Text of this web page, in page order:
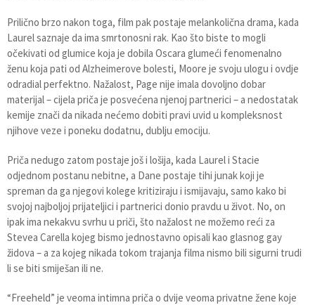
Prilično brzo nakon toga, film pak postaje melankolična drama, kada
Laurel saznaje da ima smrtonosni rak. Kao što biste to mogli
očekivati od glumice koja je dobila Oscara glumeći fenomenalno
ženu koja pati od Alzheimerove bolesti, Moore je svoju ulogu i ovdje
odradial perfektno. Nažalost, Page nije imala dovoljno dobar
materijal – cijela priča je posvećena njenoj partnerici – a nedostatak
kemije znači da nikada nećemo dobiti pravi uvid u kompleksnost
njihove veze i poneku dodatnu, dublju emociju.
Priča nedugo zatom postaje još i lošija, kada Laurel i Stacie
odjednom postanu nebitne, a Dane postaje tihi junak koji je
spreman da ga njegovi kolege kritiziraju i ismijavaju, samo kako bi
svojoj najboljoj prijateljici i partnerici donio pravdu u život. No, on
ipak ima nekakvu svrhu u priči, što nažalost ne možemo reći za
Stevea Carella kojeg bismo jednostavno opisali kao glasnog gay
židova – a za kojeg nikada tokom trajanja filma nismo bili sigurni trudi
li se biti smiješan ili ne.
“Freeheld” je veoma intimna priča o dvije veoma privatne žene koje